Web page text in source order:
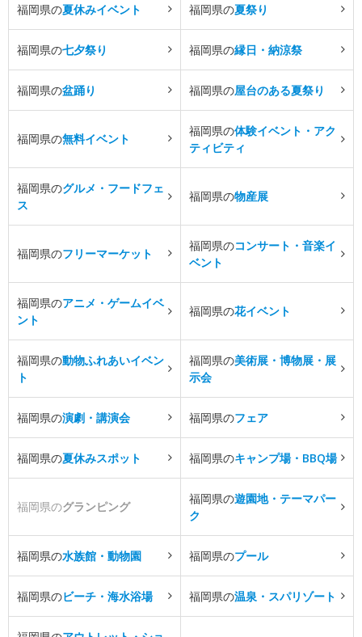
福岡県の夏休みイベント 福岡県の夏祭り
福岡県の七夕祭り 福岡県の縁日・納涼祭
福岡県の盆踊り 福岡県の屋台のある夏祭り
福岡県の無料イベント
福岡県の体験イベント・アク
ティビティ
福岡県のグルメ・フードフェ
ス
福岡県の物産展
福岡県のフリーマーケット
福岡県のコンサート・音楽イ
ベント
福岡県のアニメ・ゲームイベ
ント
福岡県の花イベント
福岡県の動物ふれあいイベン
ト
福岡県の美術展・博物展・展
示会
福岡県の演劇・講演会 福岡県のフェア
福岡県の夏休みスポット 福岡県のキャンプ場・BBQ場
福岡県のグランピング
福岡県の遊園地・テーマパー
ク
福岡県の水族館・動物園 福岡県のプール
福岡県のビーチ・海水浴場 福岡県の温泉・スパリゾート